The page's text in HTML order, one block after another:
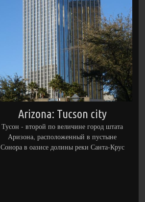
Arizona: Tucson city
Тусон - второй по величине город штата
Аризона, расположенный в пустыне
Сонора в оазисе долины реки Санта-Крус